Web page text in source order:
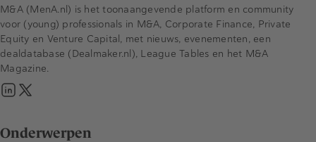
Onderwerpen
M&A (MenA.nl) is het toonaangevende platform en community
voor (young) professionals in M&A, Corporate Finance, Private
Equity en Venture Capital, met nieuws, evenementen, een
dealdatabase (Dealmaker.nl), League Tables en het M&A
Magazine.